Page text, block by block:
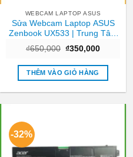
WEBCAM LAPTOP ASUS
Sửa Webcam Laptop ASUS
Zenbook UX533 | Trung Tâm
₫650,000 Giá
là:
₫650,000.
₫350,000Giá
tại
₫350,000.
THÊM VÀO GIỎ HÀNG
-32%